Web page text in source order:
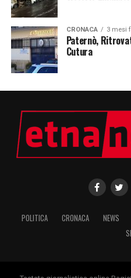
CRONACA 3 mesi
Paternò,
Cutura
POLITICA CRONACA NEWS